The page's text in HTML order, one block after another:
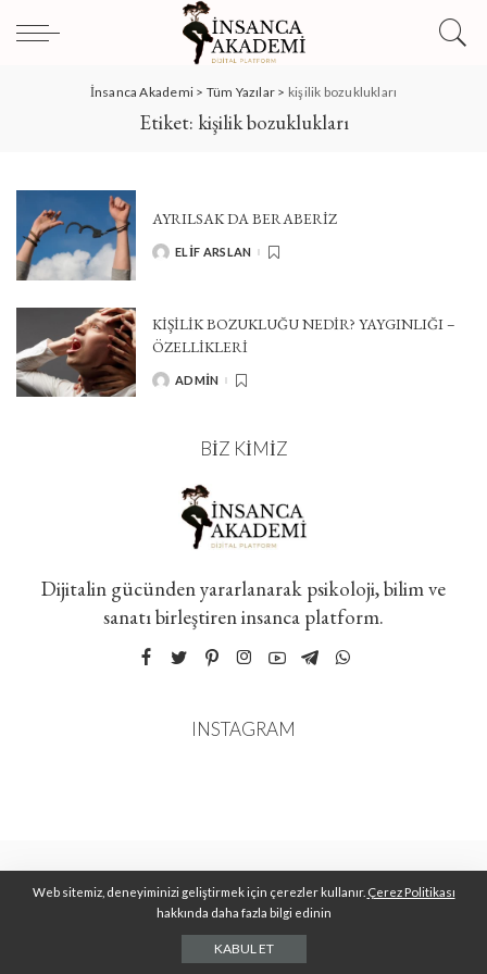
İnsanca Akademi > Tüm Yazılar > kişilik bozuklukları
Etiket: kişilik bozuklukları
AYRILSAK DA BERABERİZ
POSTEDELIF ARSLAN
KIŞILIK BOZUKLUĞU NEDIR? YAYGINLIĞI –
ÖZELLIKLERI
POSTED
ADMIN
BIZ KIMIZ
Dijitalin gücünden yararlanarak psikoloji, bilim ve
sanatı birleştiren insanca platform.
INSTAGRAM
Web sitemiz, deneyiminizi geliştirmek için çerezler kullanır. Çerez Politikası
hakkında daha fazla bilgi edinin
KABUL ET